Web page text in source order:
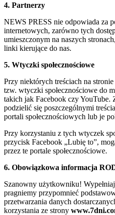
4. Partnerzy
NEWS PRESS nie odpowiada za
internetowych, zarówno tych
umieszczonym na naszych
linki kierujące do nas.
5. Wtyczki społecznościowe
Przy niektórych treściach na
tzw. wtyczki społecznościowe do
takich jak Facebook czy YouTube.
podzielić się poszczególnymi
portali społecznościowych lub je
Przy korzystaniu z tych wtyczek
przycisk Facebook „Lubię to”,
przez te portale społecznościowe.
6. Obowiązkowa informacja
Szanowny użytkowniku!
pragniemy przypomnieć
przetwarzania danych
korzystania ze strony